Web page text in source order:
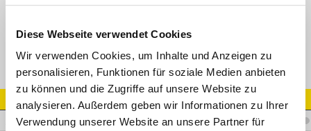
Diese Webseite verwendet Cookies
Wir verwenden Cookies, um Inhalte und Anzeigen zu
personalisieren, Funktionen für soziale Medien anbieten
zu können und die Zugriffe auf unsere Website zu
analysieren. Außerdem geben wir Informationen zu Ihrer
Verwendung unserer Website an unsere Partner für
Artikel Nr.
A.WM12WM10VA